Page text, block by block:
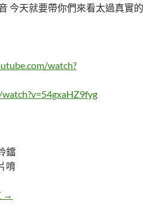
今天就要帶你們來看太過真實的
watch?
鐺
唷
五個超真實詭異靈動現象
→